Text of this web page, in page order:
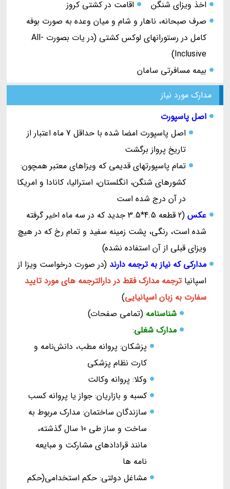
اخذ ویزای شنگن
اقامت در کشتی کروز
صرف صبحانه، ناهار و شام و میان وعده به صورت بوفه
کامل در رستورانهای لوکس کشتی (در یات بصورت All-
Inclusive)
بیمه مسافرتی سامان
مدارک مورد نیاز
اصل پاسپورت
اصل پاسپورت امضا شده با حداقل 7 ماه اعتبار از
تاریخ پرواز برگشت
تمام پاسپورتهای قدیمی که ویزاهای معتبر همچون:
کشورهای شنگن، انگلستان، استرالیا، کانادا و امریکا
در آن درج شده است
عکس
(2 قطعه 4.5*3.5 جدید که در سه ماه اخیر گرفته
شده است، رنگی، پشت زمینه سفید و تمام رخ که در هیچ
ویزای قبلی از آن استفاده نشده)
مدارکی که نیاز به ترجمه دارند (در صورت درخواست ویزا از
اسپانیاترجمه مدارک فقط در دارالترجمه های مورد تایید
سفارت به زبان اسپانیایی)
شناسنامه (تمامی صفحات)
مدارک شغلی:
پزشکان: پروانه مطب، دانش‌نامه و
کارت نظام پزشکی
وکلا: پروانه وکالت
کسبه و بازاریان: جواز یا پروانه کسب
سازندگان ساختمان: مدارک مربوط به
ساخت و ساز طی 10 سال گذشته،
مانند قرادادهای مشارکت و مبایعه
نامه ها
مشاغل دولتی: حکم استخدامی(حکم